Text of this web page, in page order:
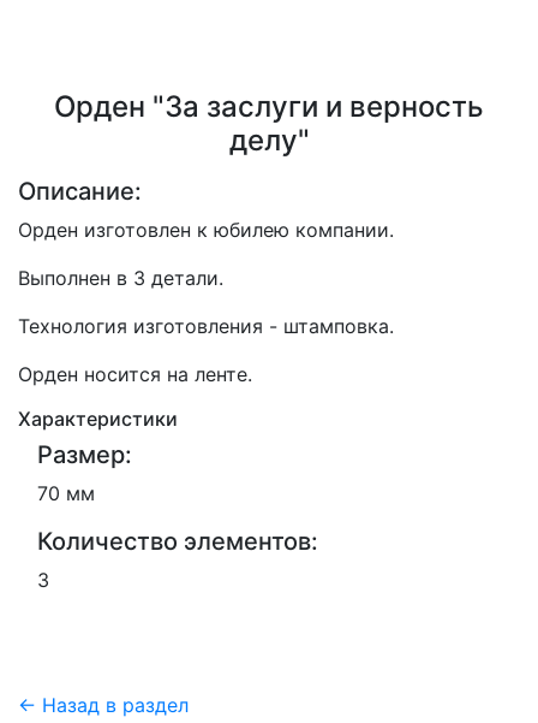
Орден "За заслуги и верность
делу"
Описание:
Орден изготовлен к юбилею компании.
Выполнен в 3 детали.
Технология изготовления - штамповка.
Орден носится на ленте.
Характеристики
Размер:
70 мм
Количество элементов:
3
← Назад в раздел